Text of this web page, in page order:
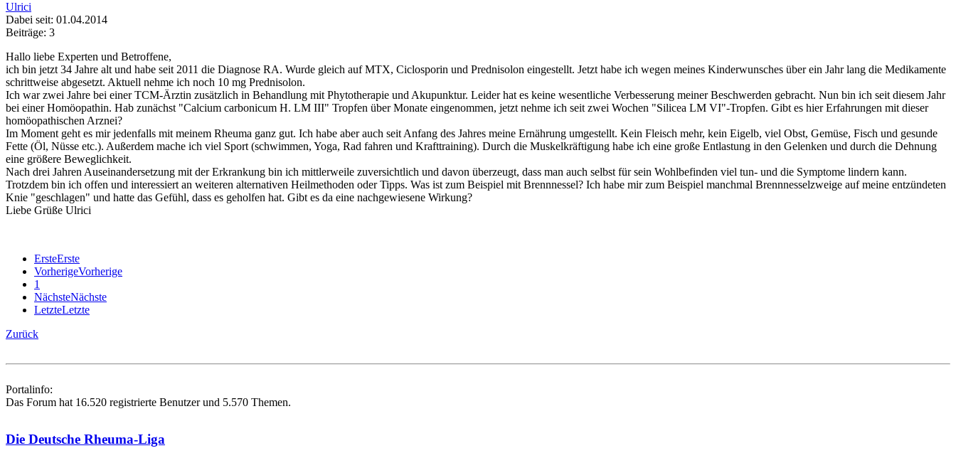
Ulrici
Dabei seit: 01.04.2014
Beiträge: 3
Hallo liebe Experten und Betroffene,
ich bin jetzt 34 Jahre alt und habe seit 2011 die Diagnose RA. Wurde gleich auf MTX, Ciclosporin und Prednisolon eingestellt. Jetzt habe ich wegen meines Kinderwunsches über ein Jahr lang die Medikamente
schrittweise abgesetzt. Aktuell nehme ich noch 10 mg Prednisolon.
Ich war zwei Jahre bei einer TCM-Ärztin zusätzlich in Behandlung mit Phytotherapie und Akupunktur. Leider hat es keine wesentliche Verbesserung meiner Beschwerden gebracht. Nun bin ich seit diesem Jahr
bei einer Homöopathin. Hab zunächst "Calcium carbonicum H. LM III" Tropfen über Monate eingenommen, jetzt nehme ich seit zwei Wochen "Silicea LM VI"-Tropfen. Gibt es hier Erfahrungen mit dieser
homöopathischen Arznei?
Im Moment geht es mir jedenfalls mit meinem Rheuma ganz gut. Ich habe aber auch seit Anfang des Jahres meine Ernährung umgestellt. Kein Fleisch mehr, kein Eigelb, viel Obst, Gemüse, Fisch und gesunde
Fette (Öl, Nüsse etc.). Außerdem mache ich viel Sport (schwimmen, Yoga, Rad fahren und Krafttraining). Durch die Muskelkräftigung habe ich eine große Entlastung in den Gelenken und durch die Dehnung
eine größere Beweglichkeit.
Nach drei Jahren Auseinandersetzung mit der Erkrankung bin ich mittlerweile zuversichtlich und davon überzeugt, dass man auch selbst für sein Wohlbefinden viel tun- und die Symptome lindern kann.
Trotzdem bin ich offen und interessiert an weiteren alternativen Heilmethoden oder Tipps. Was ist zum Beispiel mit Brennnessel? Ich habe mir zum Beispiel manchmal Brennnesselzweige auf meine entzündeten
Knie "geschlagen" und hatte das Gefühl, dass es geholfen hat. Gibt es da eine nachgewiesene Wirkung?
Liebe Grüße Ulrici
ErsteErste
VorherigeVorherige
1
NächsteNächste
LetzteLetzte
Zurück
Portalinfo:
Das Forum hat 16.520 registrierte Benutzer und 5.570 Themen.
Die Deutsche Rheuma-Liga